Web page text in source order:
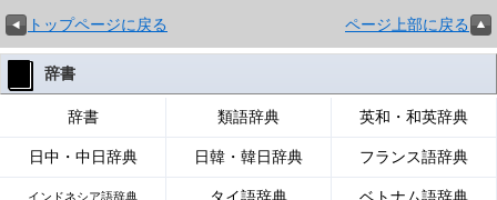
トップページに戻る ページ上部に戻る
辞書
辞書 類語辞典 英和・和英辞典
日中・中日辞典 日韓・韓日辞典 フランス語辞典
インドネシア語辞典